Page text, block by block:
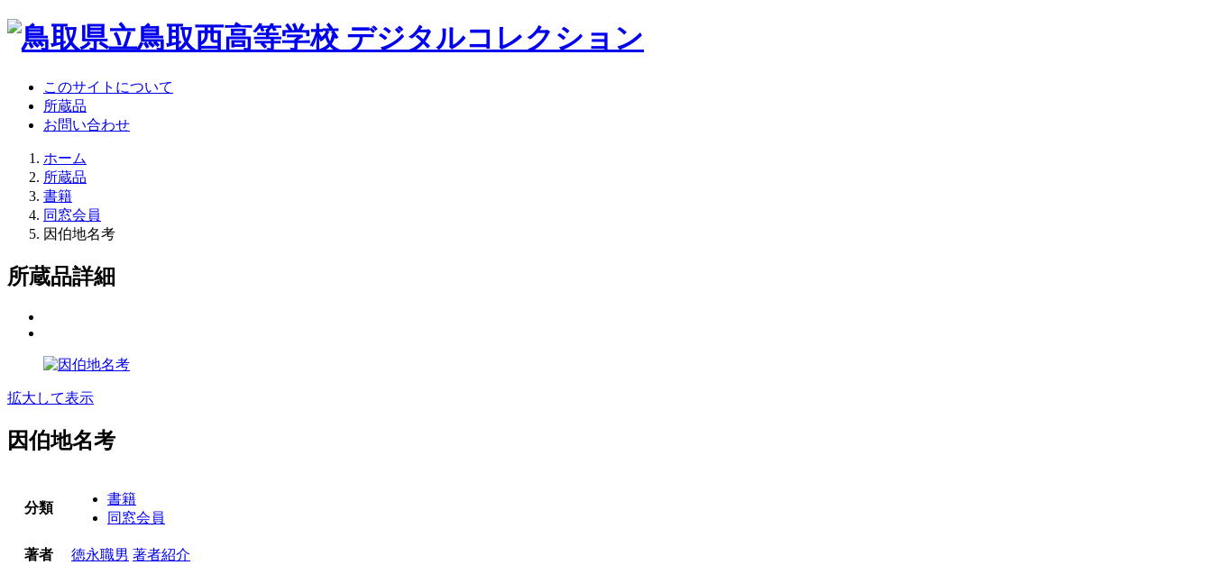
このサイトについて
所蔵品
お問い合わせ
ホーム
所蔵品
書籍
同窓会員
因伯地名考
所蔵品詳細
拡大して表示
因伯地名考
分類
書籍
同窓会員
著者 徳永職男 著者紹介